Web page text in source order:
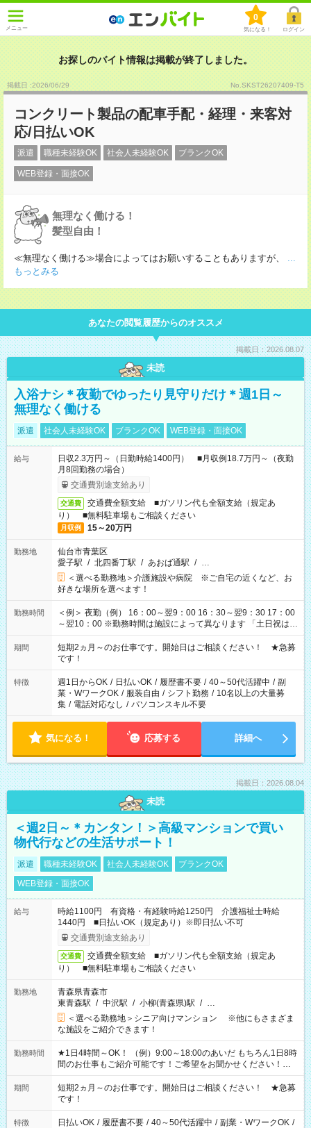
メニュー
0
気になる！ ログイン
お探しのバイト情報は掲載が終了しました。
掲載日 :2026/06/29 No.SKST26207409-T5
コンクリート製品の配車手配・経理・来客対
応/日払いOK
派遣 職種未経験OK 社会人未経験OK ブランクOK
WEB登録・面接OK
無理なく働ける！
髪型自由！
≪無理なく働ける≫場合によってはお願いすることもありますが、
...
もっとみる
あなたの閲覧履歴からのオススメ
掲載日：2026.08.07
未読
入浴ナシ＊夜勤でゆったり見守りだけ＊週1日～
無理なく働ける
派遣 社会人未経験OK ブランクOK WEB登録・面接OK
給与
日収2.3万円～（日勤時給1400円） ■月収例18.7万円～（夜勤
月8回勤務の場合）
交通費別途支給あり
交通費
交通費全額支給 ■ガソリン代も全額支給（規定あ
り） ■無料駐車場もご相談ください
月収例 15～20万円
勤務地
仙台市青葉区
愛子駅 / 北四番丁駅 / あおば通駅 / …
＜選べる勤務地＞介護施設や病院 ※ご自宅の近くなど、お
好きな場所を選べます！
勤務時間
＜例＞ 夜勤（例） 16：00～翌9：00 16：30～翌9：30 17：00
～翌10：00 ※勤務時間は施設によって異なります 「土日祝は休
みたい」 「しっかり稼ぎたい」 「もう少し遅い時間から始めた
い」など ご希望にあったお仕事をご案内いたします。 ※未経験
の方の場合は1～2ヶ月間は日中での仕事を経験いただき、 お
仕事に慣れてからの夜勤になります。 ★家庭の都合でお休みが
必要な場合も遠慮なくご相談ください。
期間
短期2ヵ月～のお仕事です。開始日はご相談ください！ ★急募
です！
特徴 週1日からOK / 日払いOK / 履歴書不要 / 40～50代活躍中 / 副
業・WワークOK / 服装自由 / シフト勤務 / 10名以上の大量募
集 / 電話対応なし / パソコンスキル不要
気になる！ 応募する 詳細へ
掲載日：2026.08.04
未読
＜週2日～＊カンタン！＞高級マンションで買い
物代行などの生活サポート！
派遣 職種未経験OK 社会人未経験OK
ブランクOK
WEB登録・面接OK
給与
時給1100円 有資格・有経験時給1250円 介護福祉士時給
1440円 ■日払いOK（規定あり）※即日払い不可
交通費別途支給あり
交通費
交通費全額支給 ■ガソリン代も全額支給（規定あ
り） ■無料駐車場もご相談ください
勤務地
青森県青森市
東青森駅 / 中沢駅 / 小柳(青森県)駅 / …
＜選べる勤務地＞シニア向けマンション ※他にもさまざま
な施設をご紹介できます！
勤務時間
★1日4時間～OK！ （例）9:00～18:00のあいだ もちろん1日8時
間のお仕事もご紹介可能です！ご希望をお聞かせください！★
家庭の都合でお休みが必要な場合も遠慮なくご相談ください。
※週最低15時間以上の勤務が必要です
期間
短期2ヵ月～のお仕事です。開始日はご相談ください！ ★急募
です！
特徴 日払いOK / 履歴書不要 / 40～50代活躍中 / 副業・WワークOK /